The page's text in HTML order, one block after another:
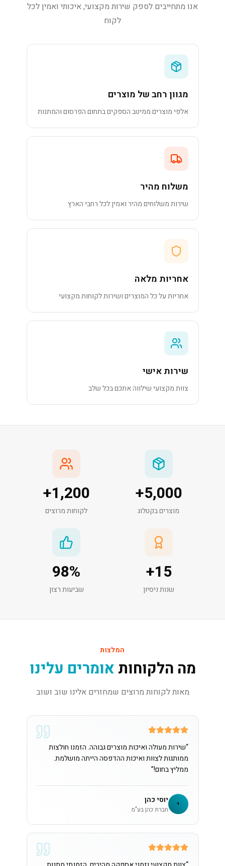
אנו מתחייבים לספק שירות מקצועי, איכותי ואמין לכל
לקוח
מגוון רחב של מוצרים
אלפי מוצרים ממיטב הספקים בתחום הפרסום והמתנות
משלוח מהיר
שירות משלוחים מהיר ואמין לכל רחבי הארץ
אחריות מלאה
אחריות על כל המוצרים ושירות לקוחות מקצועי
שירות אישי
צוות מקצועי שילווה אתכם בכל שלב
5,000
+
מוצרים בקטלוג
1,200
+
לקוחות מרוצים
15
+
שנות ניסיון
98%
שביעות רצון
המלצות
מה הלקוחות אומרים עלינו
מאות לקוחות מרוצים שמחזרים אלינו שוב ושוב
“שירות מעולה ואיכות מוצרים גבוהה. הזמנו חולצות
ממותגות לצוות ואיכות ההדפסה הייתה מושלמת.
ממליץ בחום!”
י יוסי כהן
חברת כהן בע"מ